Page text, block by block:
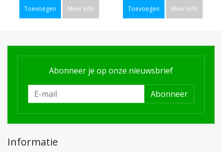
Toevoegen Meer info Toevoegen Meer info
Abonneer je op onze nieuwsbrief
Abonneer
Informatie